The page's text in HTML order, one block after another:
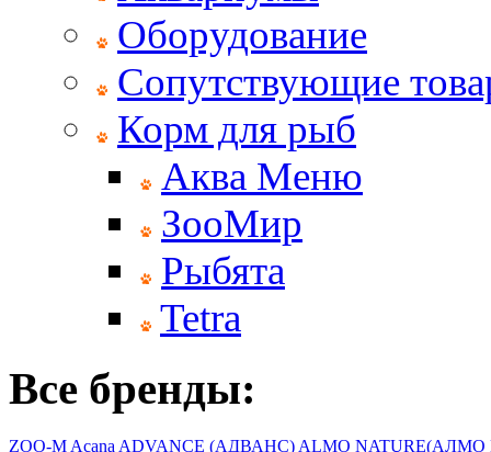
Оборудование
Сопутствующие
Корм для рыб
Аква Меню
ЗооМир
Рыбята
Tetra
Все бренды:
ZOO-M Acana ADVANCE (АДВАНС) ALMO